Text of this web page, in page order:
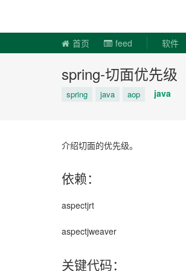
首页 feed 软件
spring-切面优先级
spring java aop java
介绍切面的优先级。
依赖：
aspectjrt
aspectjweaver
关键代码：